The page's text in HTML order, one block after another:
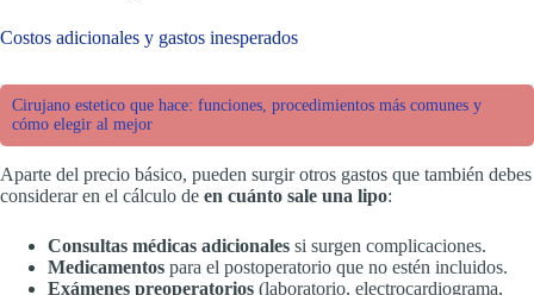
Costos adicionales y gastos inesperados
Cirujano estetico que hace: funciones, procedimientos más comunes y
cómo elegir al mejor
Aparte del precio básico, pueden surgir otros gastos que también debes
considerar en el cálculo de en cuánto sale una lipo:
Consultas médicas adicionales si surgen complicaciones.
Medicamentos para el postoperatorio que no estén incluidos.
Exámenes preoperatorios (laboratorio, electrocardiograma,